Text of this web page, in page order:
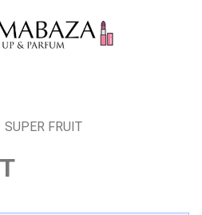
SUPER FRUIT